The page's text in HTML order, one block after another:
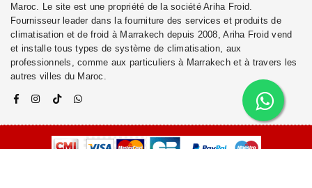
Maroc. Le site est une propriété de la société Ariha Froid.
Fournisseur leader dans la fourniture des services et produits de
climatisation et de froid à Marrakech depuis 2008, Ariha Froid vend
et installe tous types de système de climatisation, aux
professionnels, comme aux particuliers à Marrakech et à travers les
autres villes du Maroc.